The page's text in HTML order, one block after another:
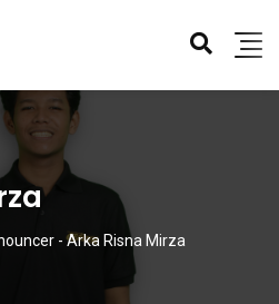
- Arka Risna Mirza